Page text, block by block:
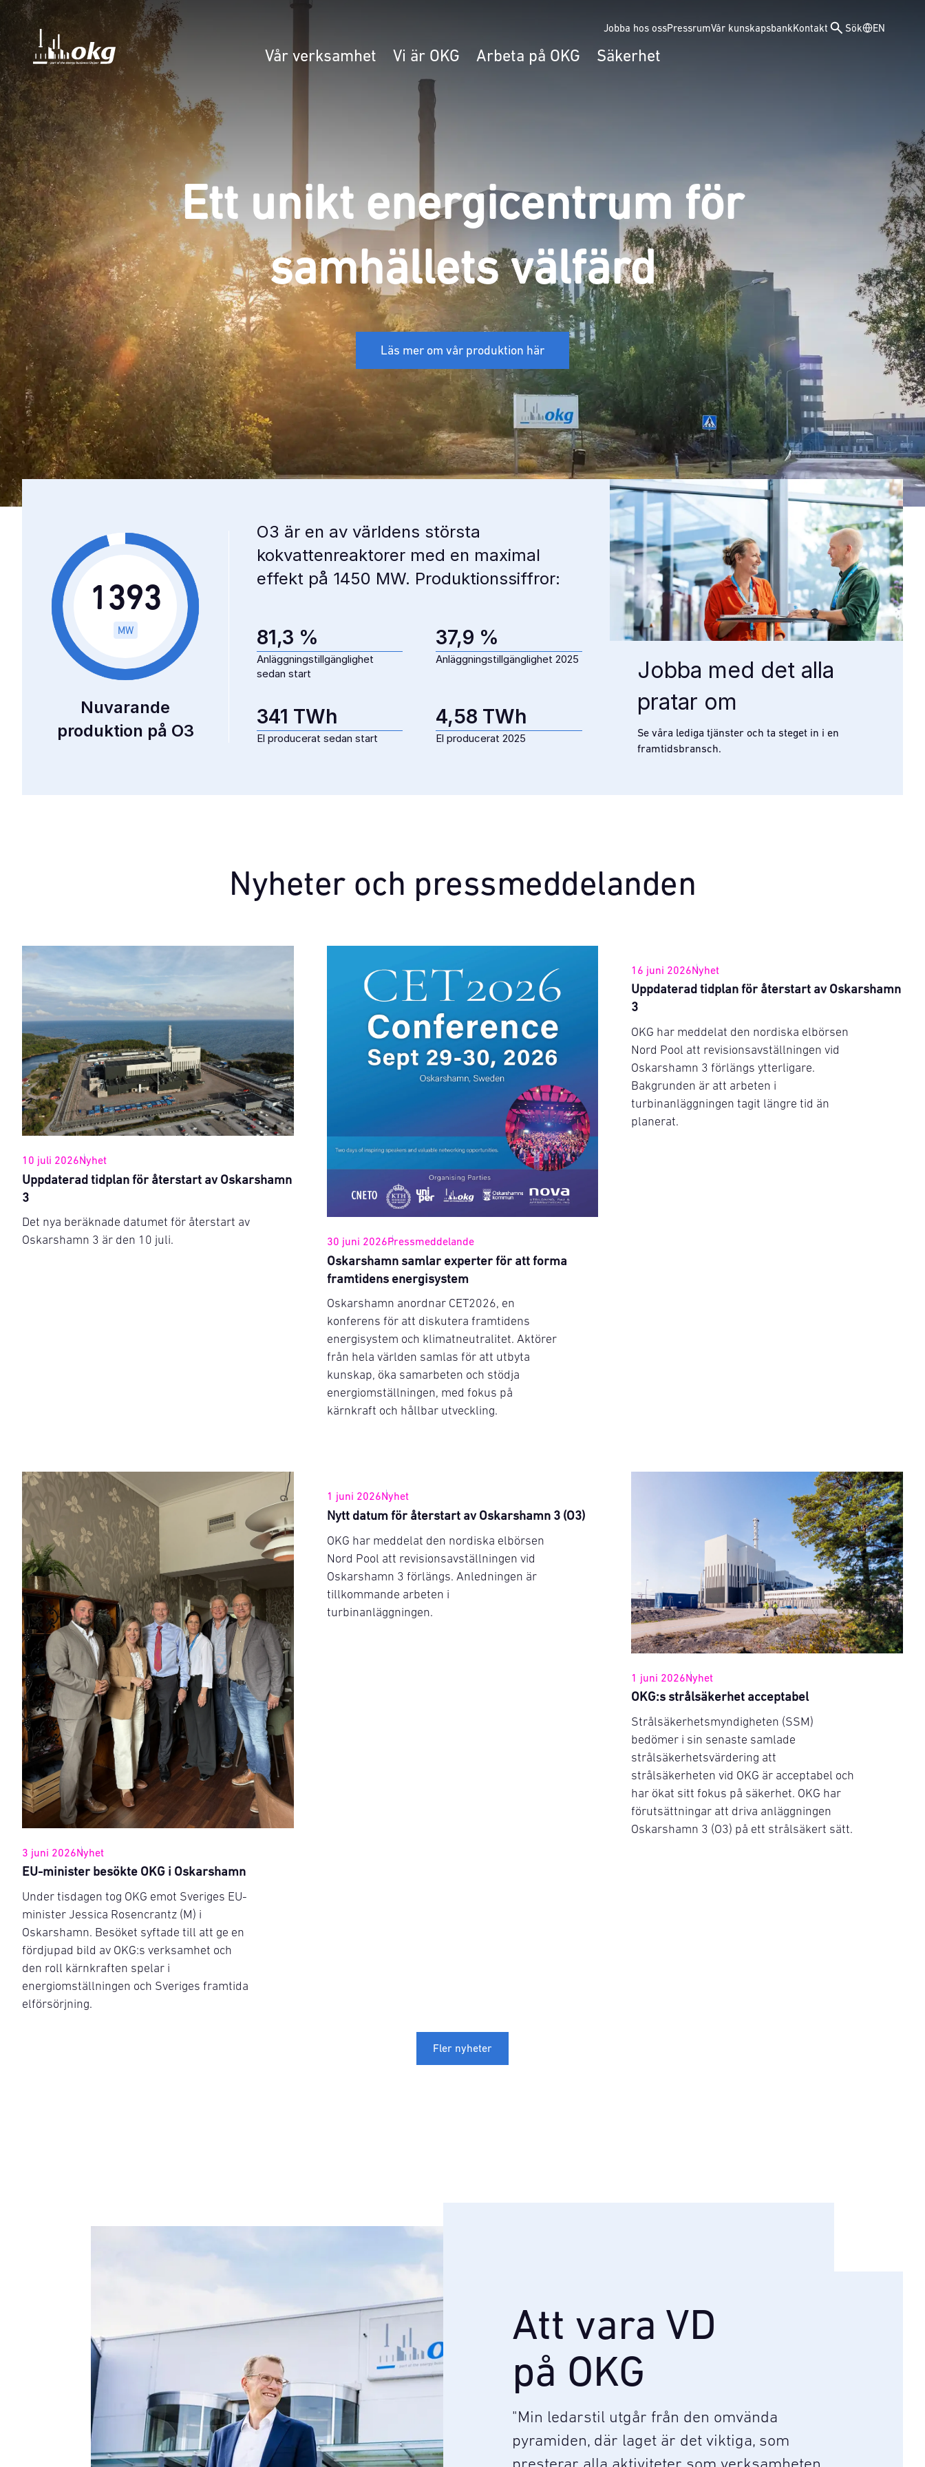
Vår verksamhet Vi är OKG Arbeta på OKG Säkerhet
Jobba hos ossPressrumVår kunskapsbankKontakt Sök EN
Ett unikt energicentrum för
samhällets välfärd
Läs mer om vår produktion här
O3 är en av världens största
kokvattenreaktorer med en maximal
effekt på 1450 MW. Produktionssiffror:
81,3 %
Anläggningstillgänglighet
sedan start
37,9 %
Anläggningstillgänglighet 2025
341 TWh
El producerat sedan start
4,58 TWh
El producerat 2025
Jobba med det alla
pratar om
Se våra lediga tjänster och ta steget in i en
framtidsbransch.
Nyheter och pressmeddelanden
Fler nyheter
Att vara VD
på OKG
"Min ledarstil utgår från den omvända
pyramiden, där laget är det viktiga, som
presterar alla aktiviteter som verksamheten